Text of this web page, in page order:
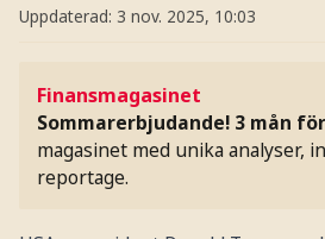
Uppdaterad: 3 nov. 2025, 10:03
Finansmagasinet
Sommarerbjudande! 3 mån
magasinet med unika analyser,
reportage.